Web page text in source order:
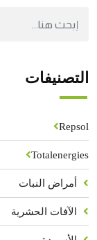
التصنيفات
Repsol
Totalenergies
أمراض النبات
الآفات الحشرية